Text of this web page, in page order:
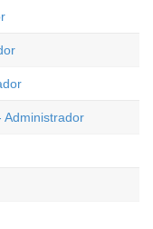
Administrador